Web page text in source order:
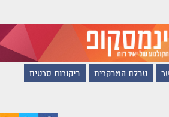
טבלת המבקרים ביקורות סרטים